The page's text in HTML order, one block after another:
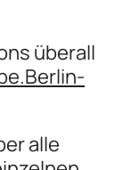
überall
alle